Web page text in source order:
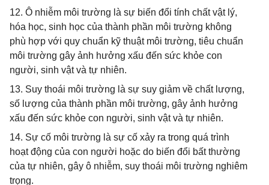
12. Ô nhiễm môi trường là sự biến đổi tính chất vật lý,
hóa học, sinh học của thành phần môi trường không
phù hợp với quy chuẩn kỹ thuật môi trường, tiêu chuẩn
môi trường gây ảnh hưởng xấu đến sức khỏe con
người, sinh vật và tự nhiên.
13. Suy thoái môi trường là sự suy giảm về chất lượng,
số lượng của thành phần môi trường, gây ảnh hưởng
xấu đến sức khỏe con người, sinh vật và tự nhiên.
14. Sự cố môi trường là sự cố xảy ra trong quá trình
hoạt động của con người hoặc do biến đổi bất thường
của tự nhiên, gây ô nhiễm, suy thoái môi trường nghiêm
trọng.